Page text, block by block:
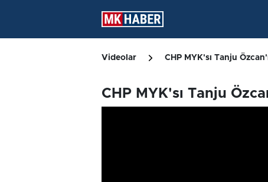
Videolar CHP MYK'sı Tanju
CHP MYK'sı Tanju